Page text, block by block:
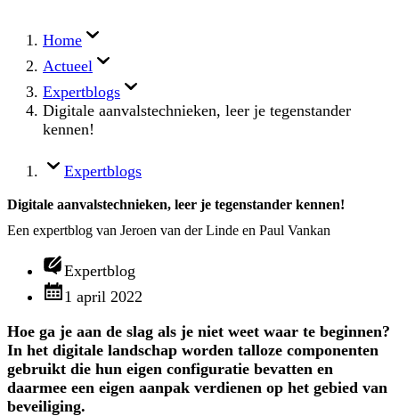
Home
Actueel
Expertblogs
Digitale aanvalstechnieken, leer je tegenstander
kennen!
Expertblogs
Digitale aanvalstechnieken, leer je tegenstander kennen!
Een expertblog van Jeroen van der Linde en Paul Vankan
Expertblog
1 april 2022
Hoe ga je aan de slag als je niet weet waar te beginnen?
In het digitale landschap worden talloze componenten
gebruikt die hun eigen configuratie bevatten en
daarmee een eigen aanpak verdienen op het gebied van
beveiliging.